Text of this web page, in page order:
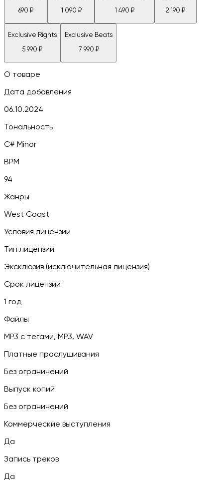
690 ₽ 1 090 ₽ 1 490 ₽ 2 190 ₽
Exclusive Rights
5 990 ₽
Exclusive Beats
7 990 ₽
О товаре
Дата добавления
06.10.2024
Тональность
C# Minor
BPM
94
Жанры
West Coast
Условия лицензии
Тип лицензии
Эксклюзив (исключительная лицензия)
Срок лицензии
1 год
Файлы
MP3 c тегами, MP3, WAV
Платные прослушивания
Без ограничений
Выпуск копий
Без ограничений
Коммерческие выступления
Да
Запись треков
Да